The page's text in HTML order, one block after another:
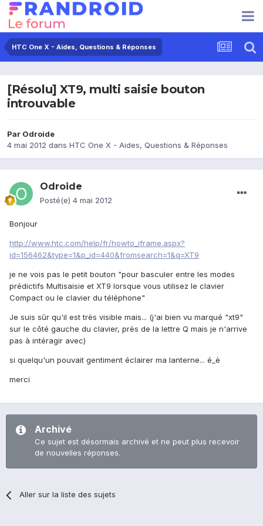
HTC One X - Aides, Questions & Réponses
[Résolu] XT9, multi saisie bouton
introuvable
Par Odroide
4 mai 2012 dans HTC One X - Aides, Questions & Réponses
Odroide
Posté(e) 4 mai 2012
Bonjour
http://www.htc.com/help/fr/howto_iframe.aspx?
id=156462&type=1&p_id=440&fromsearch=1&q=XT9
je ne vois pas le petit bouton "pour basculer entre les modes
prédictifs Multisaisie et XT9 lorsque vous utilisez le clavier
Compact ou le clavier du téléphone"
Je suis sûr qu'il est très visible mais... (j'ai bien vu marqué "xt9"
sur le côté gauche du clavier, près de la lettre Q mais je n'arrive
pas à intéragir avec)
si quelqu'un pouvait gentiment éclairer ma lanterne... é_è
merci
Archivé
Ce sujet est désormais archivé et ne peut plus recevoir
de nouvelles réponses.
Aller sur la liste des sujets